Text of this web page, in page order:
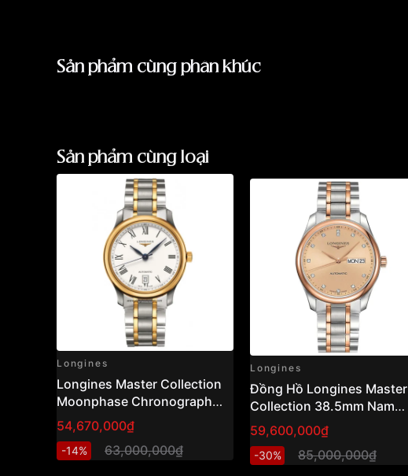
Sản phẩm cùng phân khúc
Sản phẩm cùng loại
Longines
Longines Master Collection
Moonphase Chronograph
Gold Cap 38.5mm Ref:
L2.628.5.11.7 (L26285117) –
Swiss Made
54,670,000₫
-14% 63,000,000₫
Longines
Đồng Hồ Longines Master
Collection 38.5mm Nam
L2.755.5.99.7
59,600,000₫
-30% 85,000,000₫